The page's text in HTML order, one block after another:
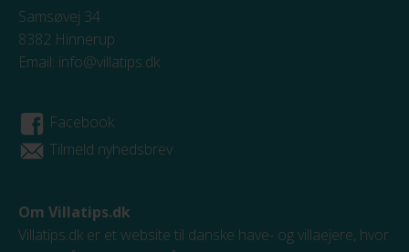
Samsøvej 34
8382 Hinnerup
Email: info@villatips.dk
Facebook
Tilmeld nyhedsbrev
Om Villatips.dk
Villatips.dk er et website til danske have- og villaejere, hvor